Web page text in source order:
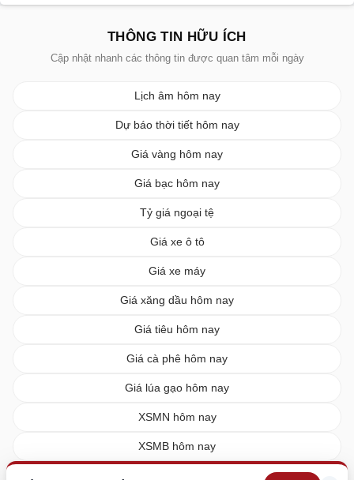
THÔNG TIN HỮU ÍCH
Cập nhật nhanh các thông tin được quan tâm mỗi ngày
Lịch âm hôm nay
Dự báo thời tiết hôm nay
Giá vàng hôm nay
Giá bạc hôm nay
Tỷ giá ngoại tệ
Giá xe ô tô
Giá xe máy
Giá xăng dầu hôm nay
Giá tiêu hôm nay
Giá cà phê hôm nay
Giá lúa gạo hôm nay
XSMN hôm nay
XSMB hôm nay